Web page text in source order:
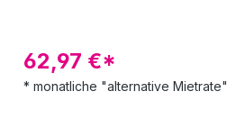
62,97 €*
* monatliche "alternative Mietrate"